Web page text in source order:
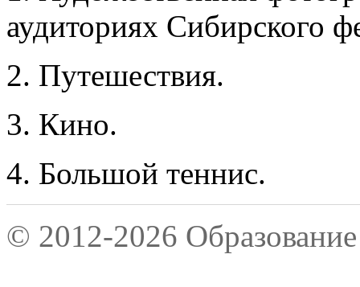
аудиториях Сибирского
2. Путешествия.
3. Кино.
4. Большой теннис.
© 2012-2026 Образование